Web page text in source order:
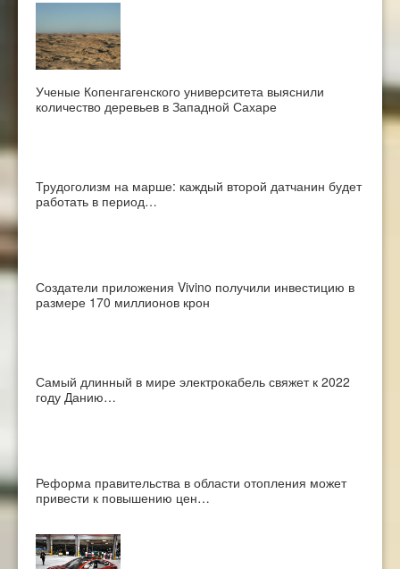
Ученые Копенгагенского университета выяснили
количество деревьев в Западной Сахаре
Трудоголизм на марше: каждый второй датчанин будет
работать в период…
Создатели приложения Vivino получили инвестицию в
размере 170 миллионов крон
Самый длинный в мире электрокабель свяжет к 2022
году Данию…
Реформа правительства в области отопления может
привести к повышению цен…